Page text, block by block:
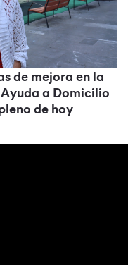
de mejora en la
a Domicilio
de hoy